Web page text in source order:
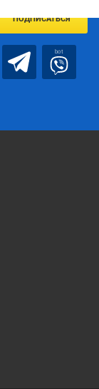
ПОДПИСАТЬСЯ
bot